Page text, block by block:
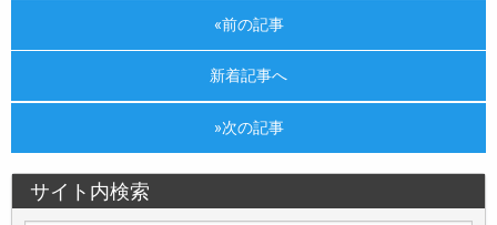
«前の記事
新着記事へ
»次の記事
サイト内検索